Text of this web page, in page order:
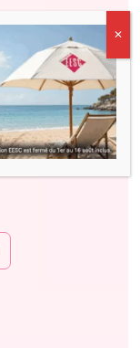
d’emploi
et dès
projet
01 02 03du
le samedi de
✕